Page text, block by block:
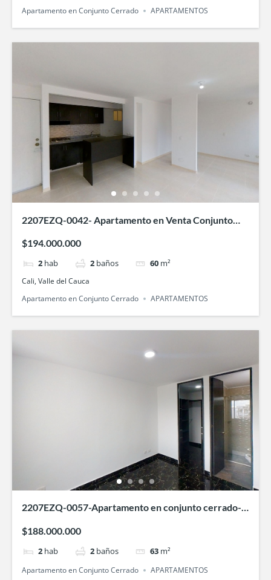
Apartamento en Conjunto Cerrado APARTAMENTOS
2207EZQ-0042- Apartamento en Venta Conjunto
$194.000.000
2 hab 2 baños 60 m²
Cali, Valle del Cauca
Apartamento en Conjunto Cerrado
APARTAMENTOS
2207EZQ-0057-Apartamento en conjunto cerrado-
$188.000.000
2 hab 2 baños 63 m²
Apartamento en Conjunto Cerrado APARTAMENTOS